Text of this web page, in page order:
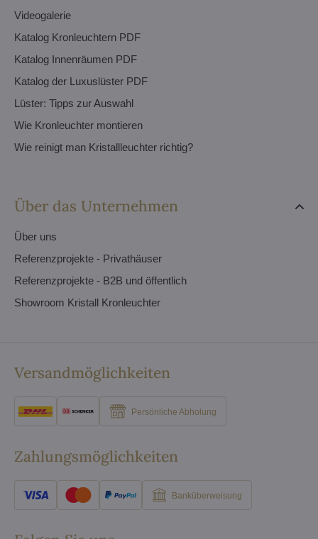
Videogalerie
Katalog Kronleuchtern PDF
Katalog Innenräumen PDF
Katalog der Luxuslüster PDF
Lüster: Tipps zur Auswahl
Wie Kronleuchter montieren
Wie reinigt man Kristallleuchter richtig?
Über das Unternehmen
Über uns
Referenzprojekte - Privathäuser
Referenzprojekte - B2B und öffentlich
Showroom Kristall Kronleuchter
Versandmöglichkeiten
Persönliche Abholung
Zahlungsmöglichkeiten
Banküberweisung